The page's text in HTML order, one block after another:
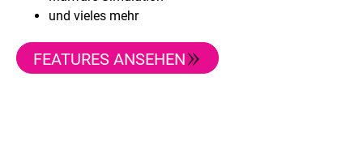
und vieles mehr
FEATURES ANSEHEN